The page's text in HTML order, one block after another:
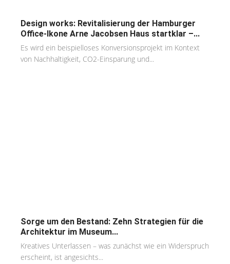
Design works: Revitalisierung der Hamburger
Office-Ikone Arne Jacobsen Haus startklar –...
Es wird ein beispielloses Konversionsprojekt im Kontext
von Nachhaltigkeit, CO2-Einsparung und...
Sorge um den Bestand: Zehn Strategien für die
Architektur im Museum...
Kreatives Unterlassen – was zunächst wie ein Widerspruch
erscheint, ist angesichts...